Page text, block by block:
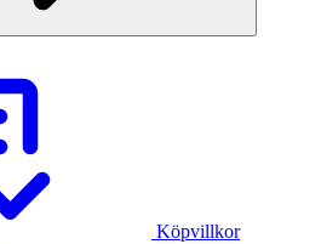
Köpvillkor